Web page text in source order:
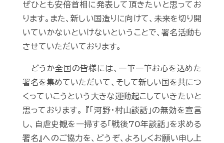
ぜひとも安倍首相に発表して頂きたいと思ってお
ります。また、新しい国造りに向けて、未来を切り開
いていかないといけないということで、署名活動も
させていただいております。
どうか全国の皆様には、一筆一筆お心を込めた
署名を集めていただいて、そして新しい国を共につ
くっていこうという大きな運動起こしていきたいと
思っております。 『「河野・村山談話」の無効を宣言
し、自虐史観を一掃する「戦後70年談話」を求める
署名』へのご協力を、どうぞ、よろしくお願い申し上